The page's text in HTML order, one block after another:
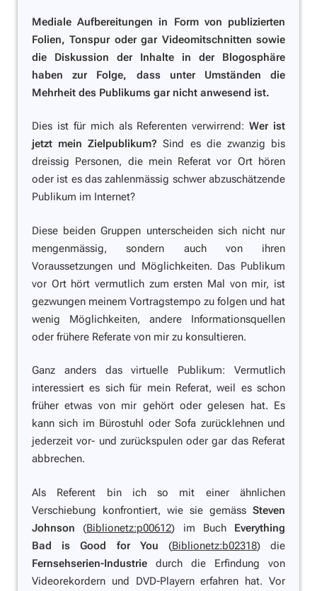
Mediale Aufbereitungen in Form von publizierten
Folien, Tonspur oder gar Videomitschnitten sowie
die Diskussion der Inhalte in der Blogosphäre
haben zur Folge, dass unter Umständen die
Mehrheit des Publikums gar nicht anwesend ist.
Dies ist für mich als Referenten verwirrend:Wer ist
jetzt mein Zielpublikum? Sind es die zwanzig bis
dreissig Personen, die mein Referat vor Ort hören
oder ist es das zahlenmässig schwer abzuschätzende
Publikum im Internet?
Diese beiden Gruppen unterscheiden sich nicht nur
mengenmässig, sondern auch von ihren
Voraussetzungen und Möglichkeiten. Das Publikum
vor Ort hört vermutlich zum ersten Mal von mir, ist
gezwungen meinem Vortragstempo zu folgen und hat
wenig Möglichkeiten, andere Informationsquellen
oder frühere Referate von mir zu konsultieren.
Ganz anders das virtuelle Publikum: Vermutlich
interessiert es sich für mein Referat, weil es schon
früher etwas von mir gehört oder gelesen hat. Es
kann sich im Bürostuhl oder Sofa zurücklehnen und
jederzeit vor- und zurückspulen oder gar das Referat
abbrechen.
Als Referent bin ich so mit einer ähnlichen
Verschiebung konfrontiert, wie sie gemäss Steven
Johnson (Biblionetz:p00612) im Buch Everything
Bad is Good for You (Biblionetz:b02318) die
Fernsehserien-Industrie durch die Erfindung von
Videorekordern und DVD-Playern erfahren hat. Vor